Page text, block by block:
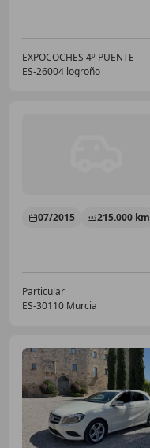
EXPOCOCHES 4º PUENTE
ES-26004 logroño
07/2015 215.000 km
Particular
ES-30110 Murcia